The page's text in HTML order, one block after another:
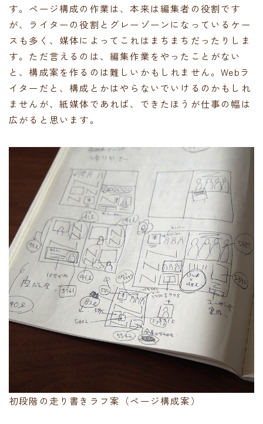
す。ページ構成の作業は、本来は編集者の役割です
が、ライターの役割とグレーゾーンになっているケー
スも多く、媒体によってこれはまちまちだったりしま
す。ただ言えるのは、編集作業をやったことがない
と、構成案を作るのは難しいかもしれません。Webラ
イターだと、構成とかはやらないでいけるのかもしれ
ませんが、紙媒体であれば、できたほうが仕事の幅は
広がると思います。
初段階の走り書きラフ案（ページ構成案）